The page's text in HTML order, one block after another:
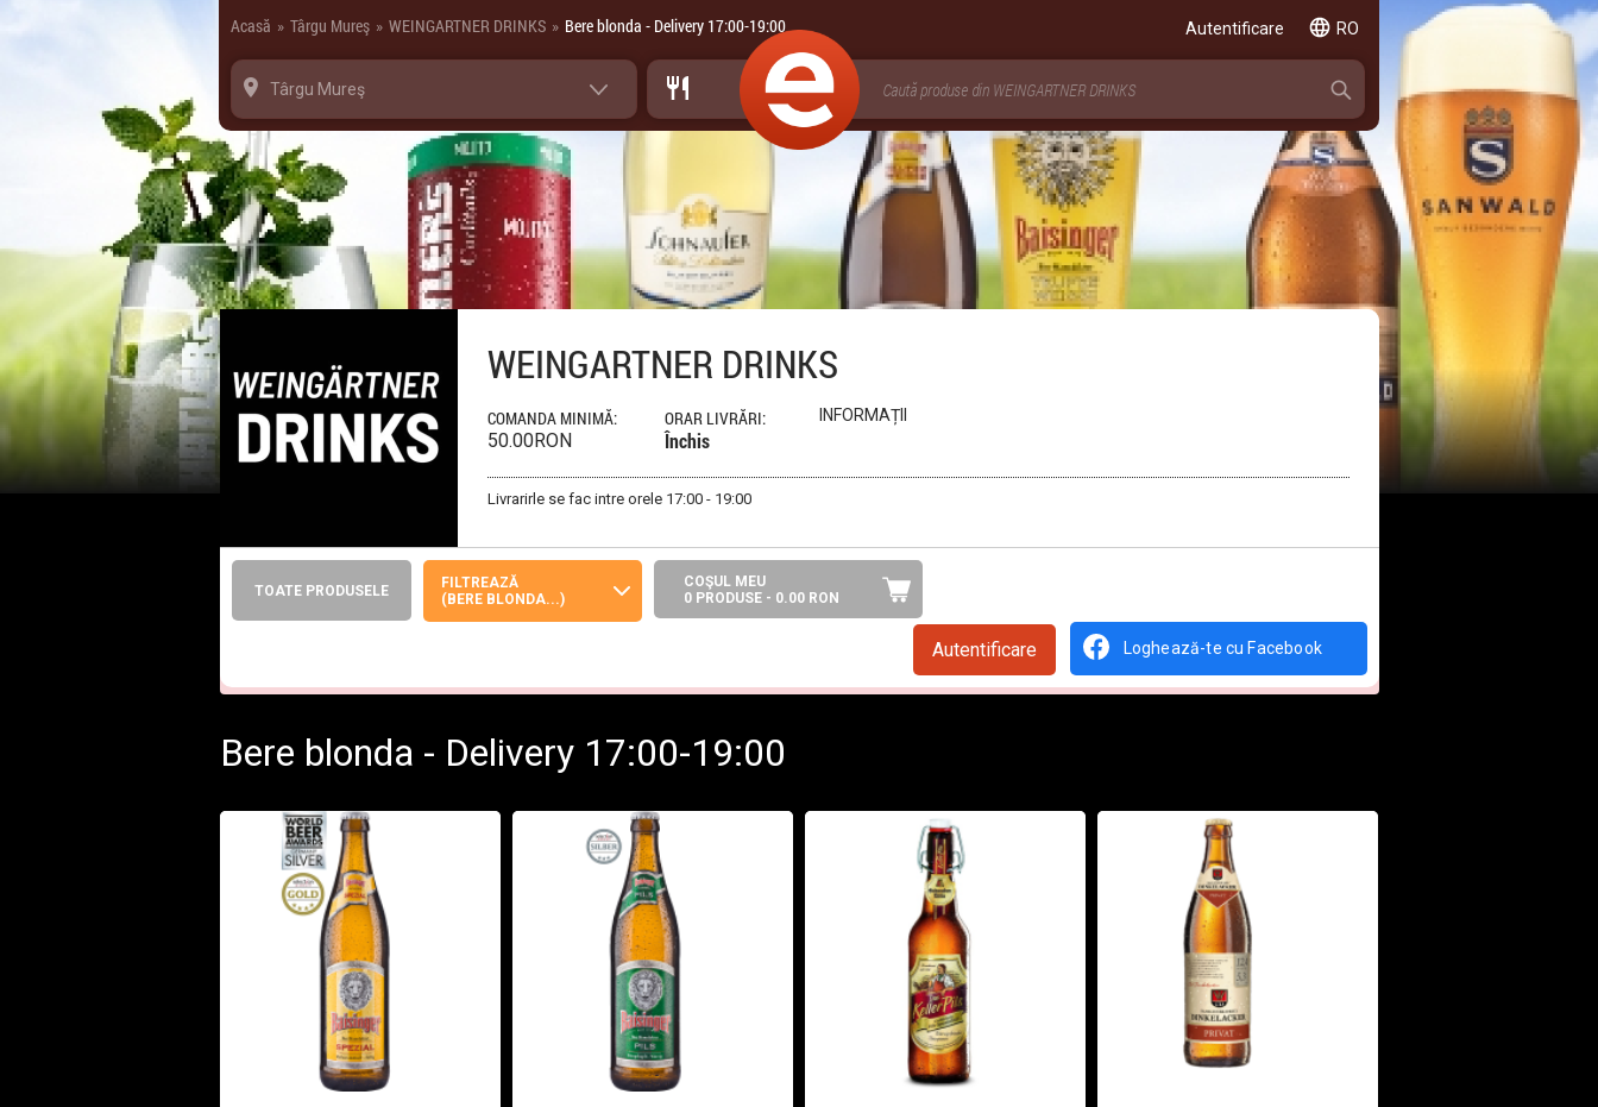
Acasă » Târgu Mureş » WEINGARTNER DRINKS » Bere blonda - Delivery 17:00-19:00 RO
Autentificare
Târgu Mureş
WEINGARTNER DRINKS
COMANDA MINIMĂ:
50.00RON
ORAR LIVRĂRI:
Închis
INFORMAȚII
Livrarirle se fac intre orele 17:00 - 19:00
TOATE PRODUSELE
FILTREAZĂ
(BERE BLONDA...)
COŞUL MEU
0 PRODUSE - 0.00 RON
Autentificare
Loghează-te cu Facebook
Bere blonda - Delivery 17:00-19:00